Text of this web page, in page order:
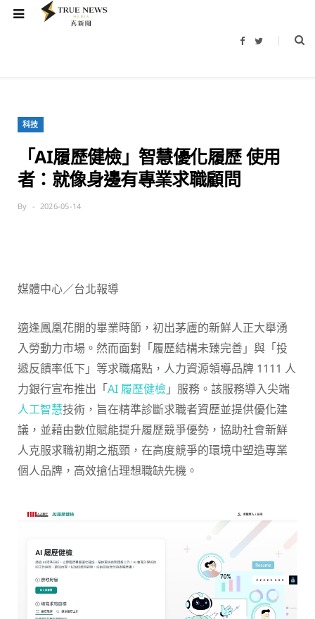
F
b
T
t
科技
「AI履歷健檢」智慧優化履歷 使用
者：就像身邊有專業求職顧問
By 2026-05-14
媒體中心／台北報導
適逢鳳凰花開的畢業時節，初出茅廬的新鮮人正大舉湧
入勞動力市場。然而面對「履歷結構未臻完善」與「投
遞反饋率低下」等求職痛點，人力資源領導品牌 1111 人
力銀行宣布推出「AI 履歷健檢」服務。該服務導入尖端
人工智慧技術，旨在精準診斷求職者資歷並提供優化建
議，並藉由數位賦能提升履歷競爭優勢，協助社會新鮮
人克服求職初期之瓶頸，在高度競爭的環境中塑造專業
個人品牌，高效搶佔理想職缺先機。